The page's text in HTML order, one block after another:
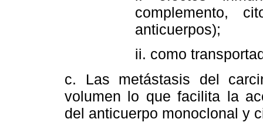
complemento,
anticuerpos);
ii. como
c. Las metástasis del
volumen lo que facilita la
del anticuerpo monoclonal y